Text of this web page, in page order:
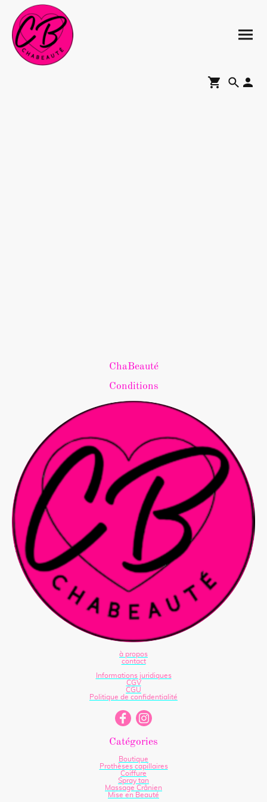
ChaBeauté
Conditions
à propos
contact
Informations juridiques
CGV
CGU
Politique de confidentialité
Catégories
Boutique
Prothèses capillaires
Coiffure
Spray tan
Massage Crânien
Mise en Beauté